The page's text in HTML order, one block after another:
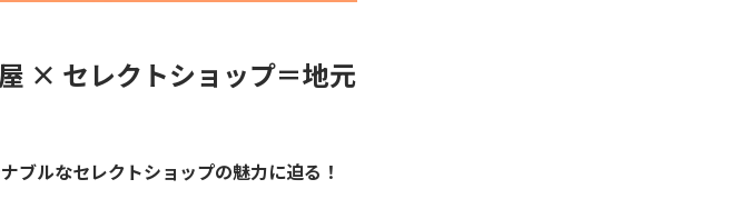
× セレクトショップ＝地元
ブルなセレクトショップの魅力に迫る！